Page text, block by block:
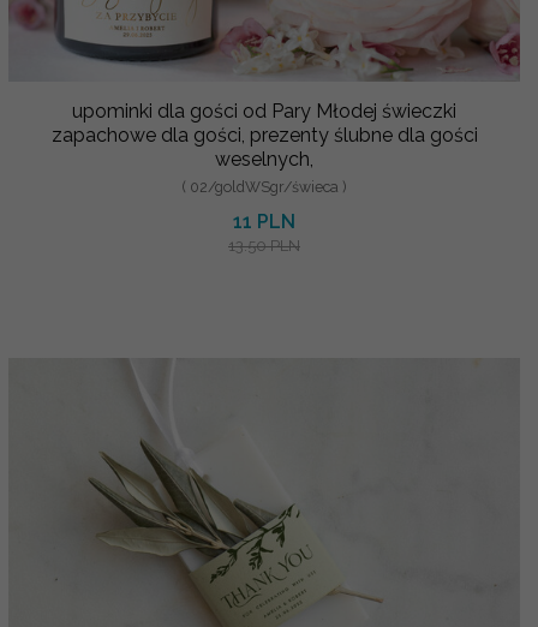
upominki dla gości od Pary Młodej świeczki
zapachowe dla gości, prezenty ślubne dla gości
weselnych,
( 02/goldWSgr/świeca )
11 PLN
13.50 PLN